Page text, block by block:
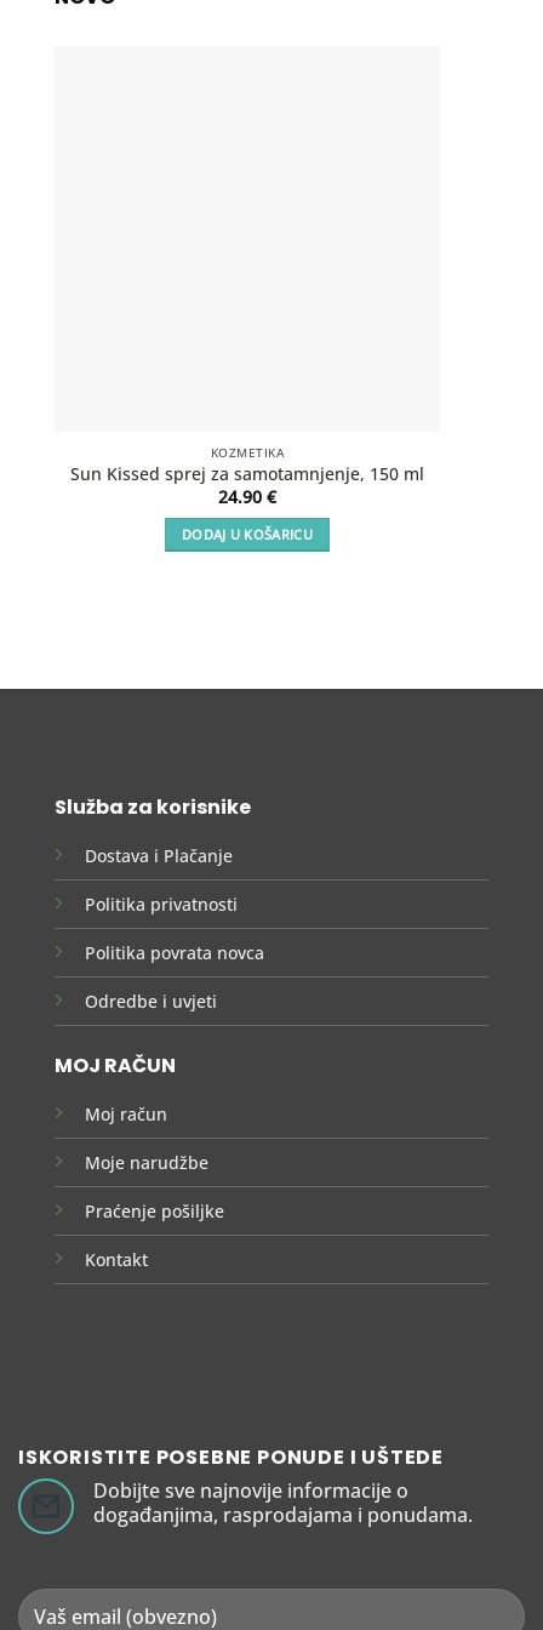
KOZMETIKA
Sun Kissed sprej za samotamnjenje, 150 ml
24.90 €
DODAJ U KOŠARICU
Služba za korisnike
Dostava i Plačanje
Politika privatnosti
Politika povrata novca
Odredbe i uvjeti
MOJ RAČUN
Moj račun
Moje narudžbe
Praćenje pošiljke
Kontakt
ISKORISTITE POSEBNE PONUDE I UŠTEDE
Dobijte sve najnovije informacije o
događanjima, rasprodajama i ponudama.